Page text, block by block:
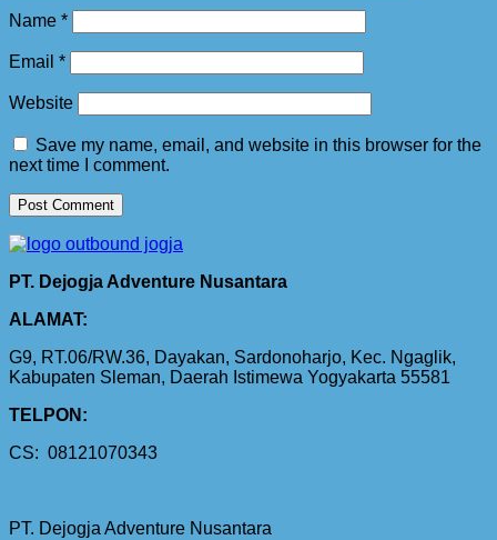
Name *
Email *
Website
Save my name, email, and website in this browser for the
next time I comment.
PT. Dejogja Adventure Nusantara
ALAMAT:
G9, RT.06/RW.36, Dayakan, Sardonoharjo, Kec. Ngaglik,
Kabupaten Sleman, Daerah Istimewa Yogyakarta 55581
TELPON:
CS: 08121070343
PT. Dejogja Adventure Nusantara